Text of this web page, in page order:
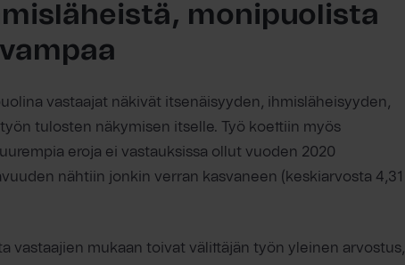
monipuolista
vastaajat näkivät itsenäisyyden, ihmisläheisyyden,
tulosten näkymisen itselle. Työ koettiin myös
eroja ei vastauksissa ollut vuoden 2020
nähtiin jonkin verran kasvaneen (keskiarvosta 4,31
vastaajien mukaan toivat välittäjän työn yleinen arvostus,